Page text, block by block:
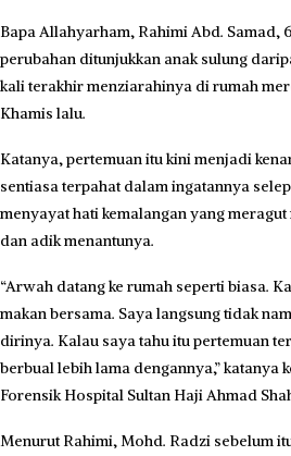
Bapa Allahyarham, Rahimi Abd. Samad,
perubahan ditunjukkan anak sulung
kali terakhir menziarahinya di rumah
Khamis lalu.
Katanya, pertemuan itu kini menjadi
sentiasa terpahat dalam ingatannya
menyayat hati kemalangan yang
dan adik menantunya.
“Arwah datang ke rumah seperti biasa.
makan bersama. Saya langsung tidak
dirinya. Kalau saya tahu itu pertemuan
berbual lebih lama dengannya,” katanya
Forensik Hospital Sultan Haji Ahmad
Menurut Rahimi, Mohd. Radzi sebelum